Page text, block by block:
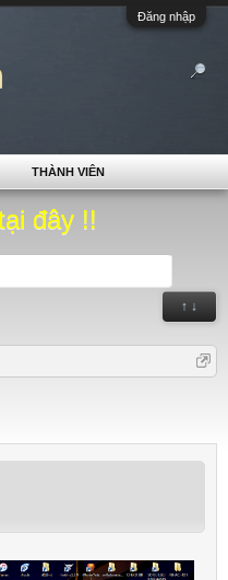
Đăng nhập
đây !!
↑ ↓
THÀNH VIÊN